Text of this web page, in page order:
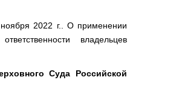
2022 г.. О применении
владельцев
Суда Российской